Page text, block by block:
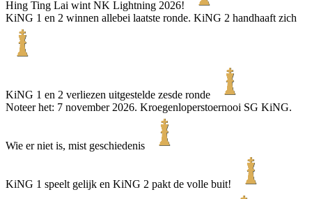
Hing Ting Lai wint NK Lightning 2026!
KiNG 1 en 2 winnen allebei laatste ronde. KiNG 2 handhaaft zich
KiNG 1 en 2 verliezen uitgestelde zesde ronde
Noteer het: 7 november 2026. Kroegenloperstoernooi SG KiNG.
Wie er niet is, mist geschiedenis
KiNG 1 speelt gelijk en KiNG 2 pakt de volle buit!